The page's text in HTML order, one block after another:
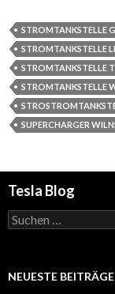
STROMTANKSTELLE
STROMTANKSTELLE
STROMTANKSTELLE
STROMTANKSTELLE
SUPERCHARGER
Tesla Blog
Suchen
nach:
NEUESTE BEITRÄGE